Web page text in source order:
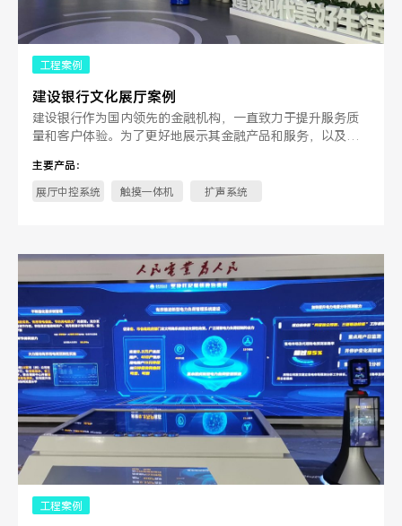
工程案例
建设银行文化展厅案例
建设银行作为国内领先的金融机构，一直致力于提升服务质
量和客户体验。为了更好地展示其金融产品和服务，以及提
主要产品：
展厅中控系统
触摸一体机 扩声系统
工程案例